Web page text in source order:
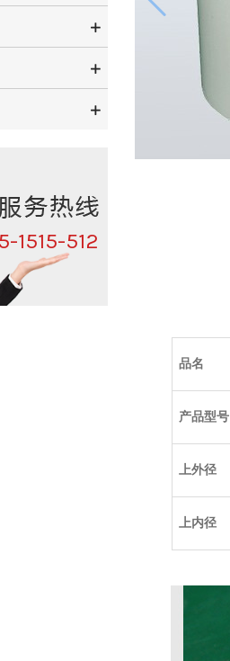
1515-512
品名
产品型号
上外径
上内径